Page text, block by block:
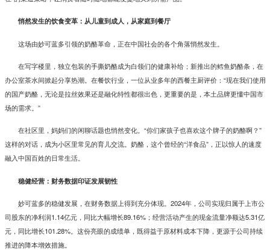
悄然发生的饮食变革：从儿童到成人，从家庭到餐厅
这场由妙可蓝多引领的奶酪革命，正在中国社会的各个角落悄然发生。
在写字楼里，独立包装的手撕奶酪成为白领们的健康补给；新推出的鳕鱼奶酪条，在
办公室茶水间掀起分享热潮。在餐饮行业，一位从业多年的西餐主厨评价：“现在我们使用
的国产奶酪，无论是拉丝效果还是融化特性都很出色，更重要的是，本土品牌更懂中国市
场的需求。”
在社区里，妈妈们的闲聊话题也悄然变化。“你们家孩子也喜欢这个牌子的奶酪啊？”
这样的对话，成为小区里常见的育儿交流。奶酪，这个曾经的“洋食品”，正以惊人的速度
融入中国百姓的日常生活。
稳健经营：财务数据印证发展韧性
妙可蓝多的稳健发展，在财务数据上得到充分体现。2024年，公司实现归属于上市公
司股东的净利润1.14亿元，同比大幅增长89.16%；经营活动产生的现金流量净额达5.31亿
元，同比增长101.28%。这份亮眼的成绩单，既得益于原材料成本下降，更源于公司持续
推进的降本增效措施。